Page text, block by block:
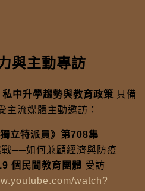
與主動專訪
中升學趨勢與教育政策 具備
主流媒體主動邀訪：
立特派員》第708集
──如何兼顧經濟與防疫
個民間教育團體 受訪
watch?